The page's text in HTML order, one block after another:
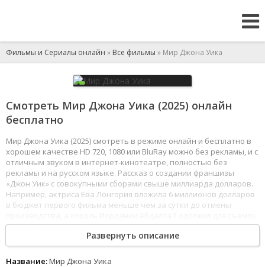
Фильмы и Сериалы онлайн » Все фильмы » Мир Джона Уика
Смотреть Мир Джона Уика (2025) онлайн
бесплатно
Мир Джона Уика (2025) смотреть в режиме онлайн и бесплатно в
хорошем качестве HD 720, 1080 или BluRay можно без рекламы, и с
отличным звуком в интернет-кинотеатре, полностью без
рекламы и на русском языке. Рассказ о создании франшизы
«Джон Уик» с совокупными сборами свыше миллиарда долларов.
Например, актриса Ева Лонгория вложила 6 миллионов долларов
в бюджет первого фильма меньше чем за сутки до отмены
личный вертолет Black Hawk.
Развернуть описание
Название:Мир Джона Уика